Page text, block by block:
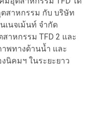
สาหกรรม กับ บริษัท
เนจเม้นท์ จำกัด
าหกรรม TFD 2 และ
าพทางด้านน้ำ และ
นิคมฯ ในระยะยาว